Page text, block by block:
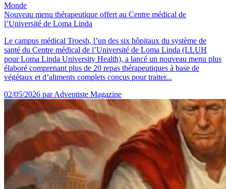
Monde
Nouveau menu thérapeutique offert au Centre médical de
l’Université de Loma Linda
Le campus médical Troesh, l’un des six hôpitaux du système de
santé du Centre médical de l’Université de Loma Linda (LLUH
pour Loma Linda University Health), a lancé un nouveau menu plus
élaboré comprenant plus de 20 repas thérapeutiques à base de
végétaux et d’aliments complets conçus pour traiter...
02/05/2026 par Adventiste Magazine